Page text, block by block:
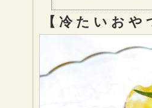
【 冷 た い お や